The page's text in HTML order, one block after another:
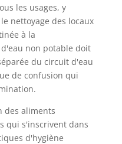
les usages, y
nettoyage des locaux
à la
non potable doit
du circuit d'eau
de confusion qui
des aliments
qui s'inscrivent dans
d'hygiène